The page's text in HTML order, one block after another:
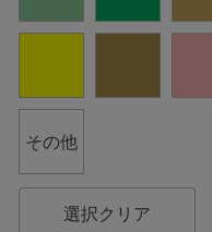
その他
選択クリア